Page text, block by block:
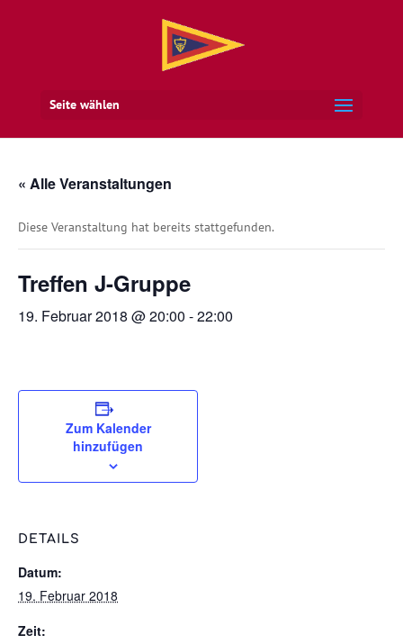
Seite wählen
« Alle Veranstaltungen
Diese Veranstaltung hat bereits stattgefunden.
Treffen J-Gruppe
19. Februar 2018 @ 20:00 -22:00
Zum Kalender
hinzufügen
DETAILS
Datum:
19. Februar 2018
Zeit: